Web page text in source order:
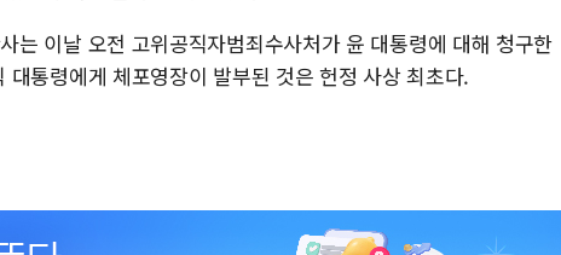
는 이날 오전 고위공직자범죄수사처가 윤 대통령에 대해 청구한
통령에게 체포영장이 발부된 것은 헌정 사상 최초다.